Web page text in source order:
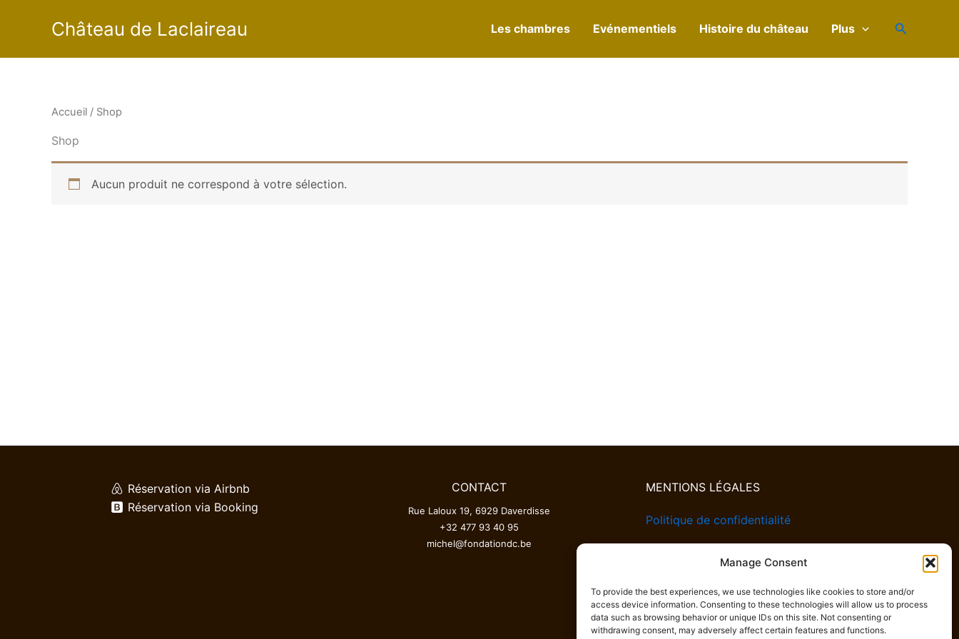
Manage Consent
To provide the best experiences, we use technologies like cookies to store and/or
access device information. Consenting to these technologies will allow us to process
data such as browsing behavior or unique IDs on this site. Not consenting or
withdrawing consent, may adversely affect certain features and functions.
Château de Laclaireau Les chambres Evénementiels Histoire du château Plus Search
Accueil / Shop
Shop
Aucun produit ne correspond à votre sélection.
Réservation via Airbnb
Réservation via Booking
CONTACT
Rue Laloux 19, 6929 Daverdisse
+32 477 93 40 95
michel@fondationdc.be
MENTIONS LÉGALES
Politique de confidentialité
Politique de cookies
Conditions générales de vente